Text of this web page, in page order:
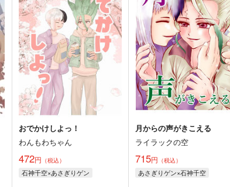
おでかけしよっ！
わんもわちゃん
472円 （税込）
石神千空×あさぎりゲン
月からの声がきこえる
ライラックの空
715円 （税込）
あさぎりゲン×石神千空